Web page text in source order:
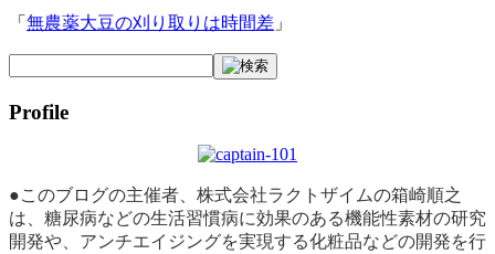
「 無農薬大豆の刈り取りは時間差 」
Profile
●このブログの主催者、株式会社ラクトザイムの箱崎順之
は、糖尿病などの生活習慣病に効果のある機能性素材の研究
開発や、アンチエイジングを実現する化粧品などの開発を行